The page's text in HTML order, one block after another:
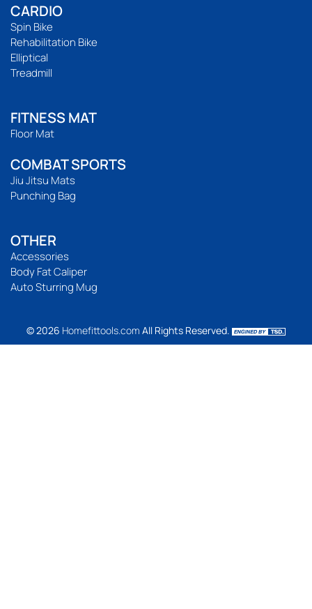
CARDIO
Spin Bike
Rehabilitation Bike
Elliptical
Treadmill
FITNESS MAT
Floor Mat
COMBAT SPORTS
Jiu Jitsu Mats
Punching Bag
OTHER
Accessories
Body Fat Caliper
Auto Sturring Mug
© 2026 Homefittools.com All Rights Reserved.